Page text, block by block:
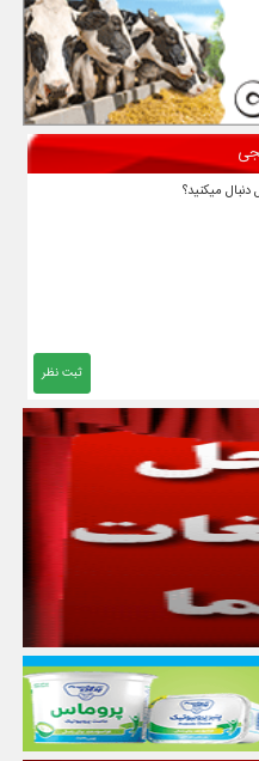
دنبال میکنید؟
ثبت نظر